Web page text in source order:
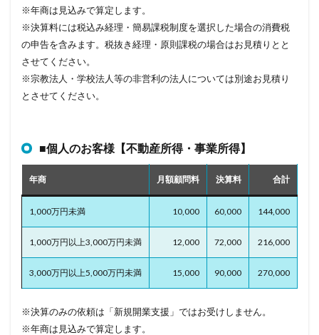
※年商は見込みで算定します。
※決算料には税込み経理・簡易課税制度を選択した場合の消費税
の申告を含みます。税抜き経理・原則課税の場合はお見積りとと
させてください。
※宗教法人・学校法人等の非営利の法人については別途お見積り
とさせてください。
■個人のお客様【不動産所得・事業所得】
年商 月額顧問料 決算料 合計
1,000万円未満 10,000 60,000 144,000
1,000万円以上3,000万円未満 12,000 72,000 216,000
3,000万円以上5,000万円未満 15,000 90,000 270,000
※決算のみの依頼は「新規開業支援」ではお受けしません。
※年商は見込みで算定します。